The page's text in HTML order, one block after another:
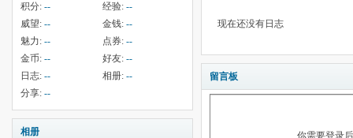
积分: -- 经验: --
威望: -- 金钱: --
魅力: -- 点券: --
金币: -- 好友: --
日志: -- 相册: --
分享: --
相册
现在还没有日志
留言板
你需要登录